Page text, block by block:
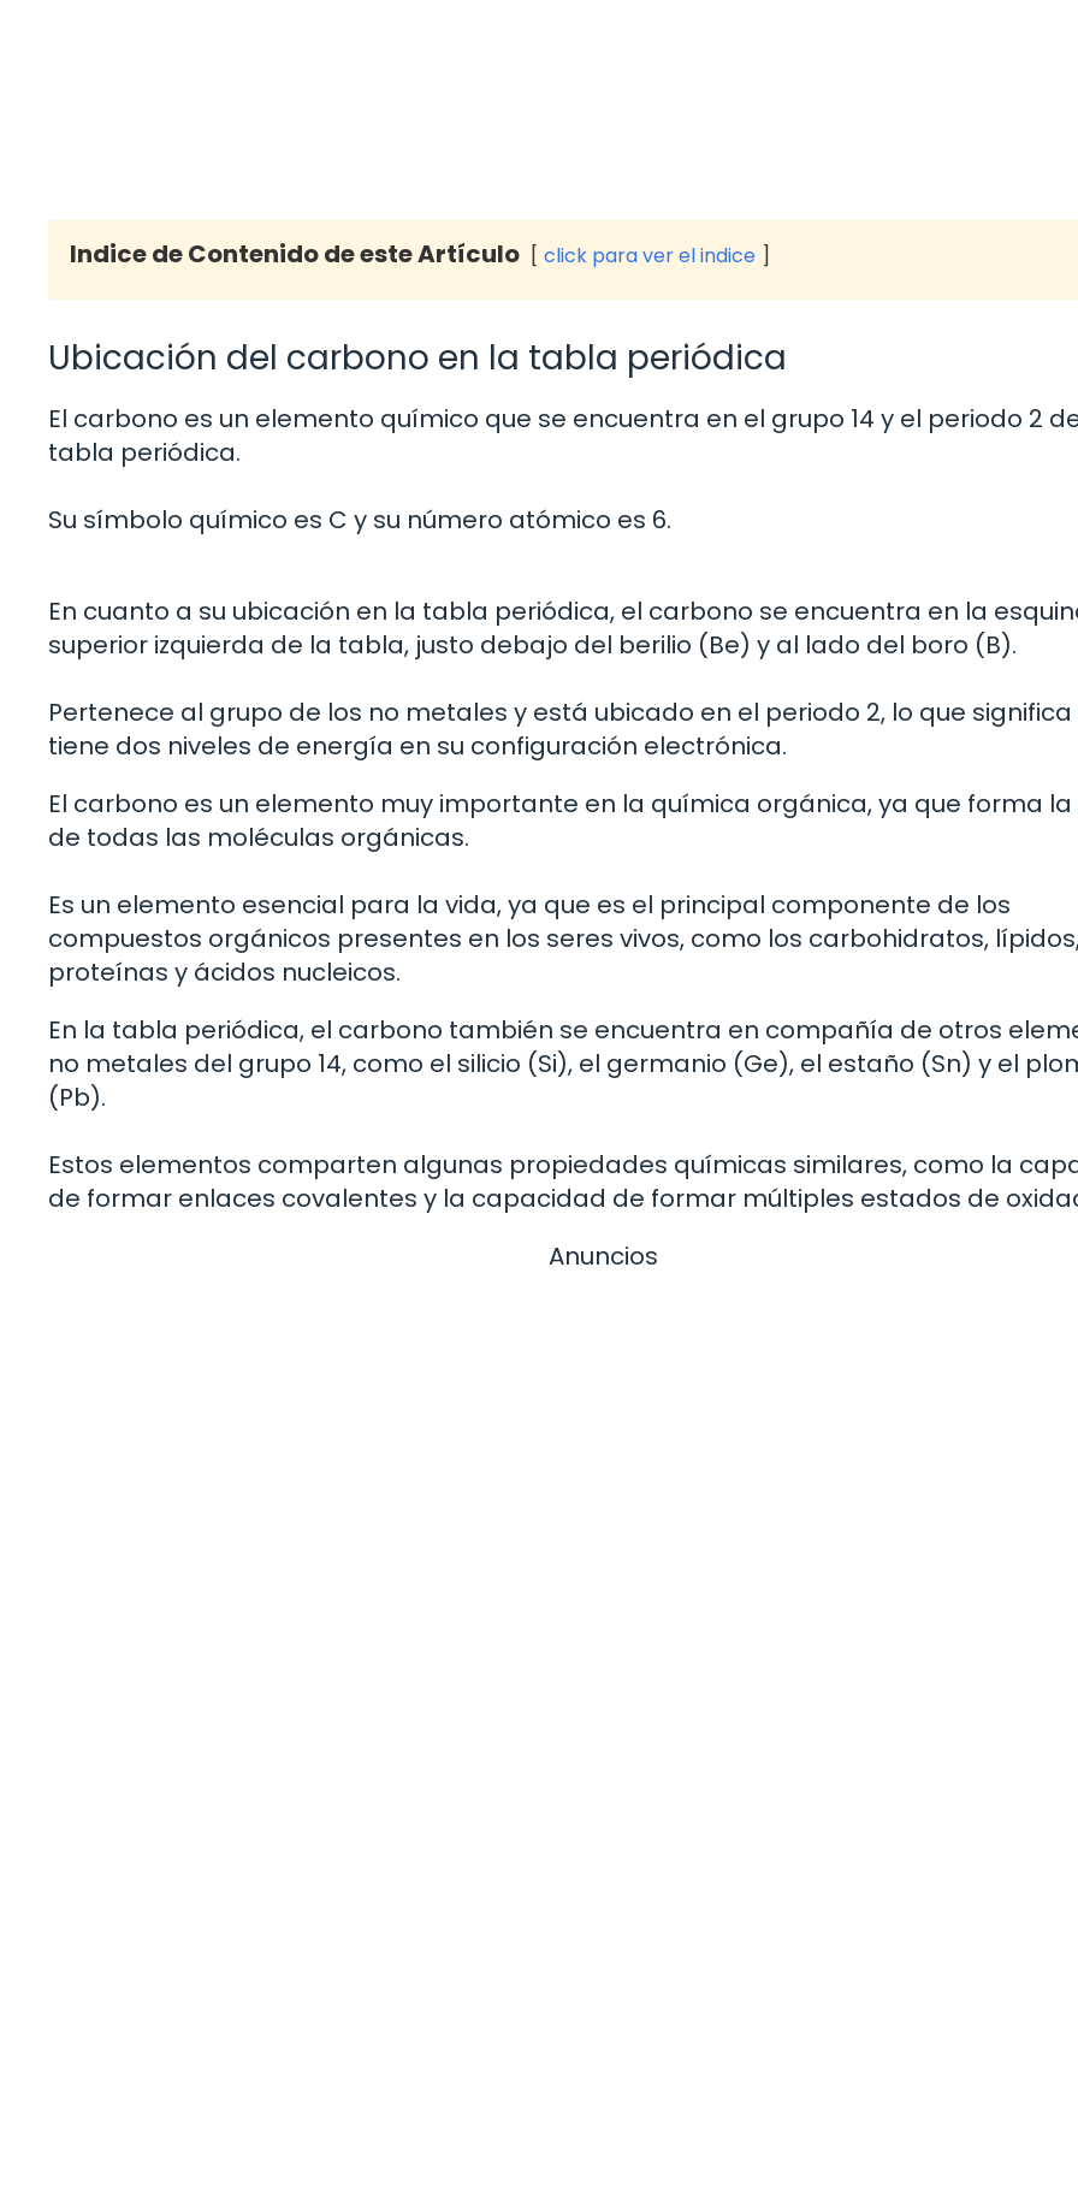
Indice de Contenido de este Artículo click para ver el indice
Ubicación del carbono en la tabla periódica
El carbono es un elemento químico que se encuentra en el grupo 14 y el periodo 2
tabla periódica.
Su símbolo químico es C y su número atómico es 6.
En cuanto a su ubicación en la tabla periódica, el carbono se encuentra en la
superior izquierda de la tabla, justo debajo del berilio (Be) y al lado del boro (B).
Pertenece al grupo de los no metales y está ubicado en el periodo 2, lo que
tiene dos niveles de energía en su configuración electrónica.
El carbono es un elemento muy importante en la química orgánica, ya que forma
de todas las moléculas orgánicas.
Es un elemento esencial para la vida, ya que es el principal componente de los
compuestos orgánicos presentes en los seres vivos, como los carbohidratos,
proteínas y ácidos nucleicos.
En la tabla periódica, el carbono también se encuentra en compañía de otros
no metales del grupo 14, como el silicio (Si), el germanio (Ge), el estaño (Sn) y el
(Pb).
Estos elementos comparten algunas propiedades químicas similares, como la
de formar enlaces covalentes y la capacidad de formar múltiples estados de
Anuncios